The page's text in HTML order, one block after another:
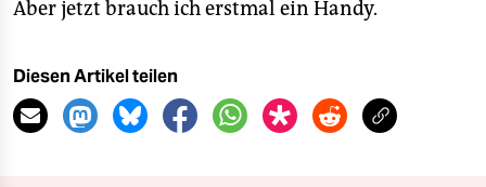
Aber jetzt brauch ich erstmal ein Handy.
Diesen Artikel teilen